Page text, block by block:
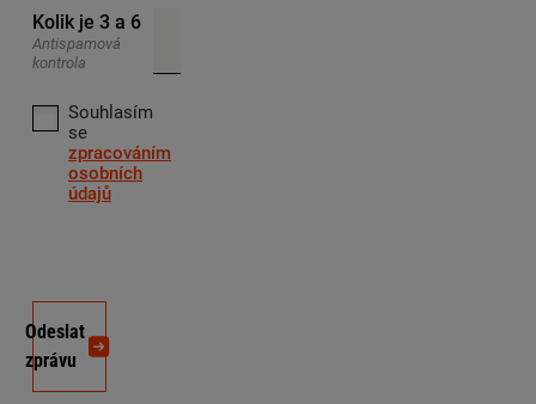
Kolik je 3 a 6
Antispamová
kontrola
Souhlasím
se
zpracováním
osobních
údajů